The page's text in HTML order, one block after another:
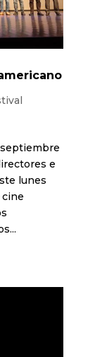
septiembre
e
lunes
cine